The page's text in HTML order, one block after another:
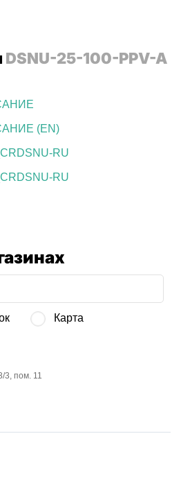
DSNU-25-100-PPV-A
(EN)
RU
RU
Карта
3, пом. 11